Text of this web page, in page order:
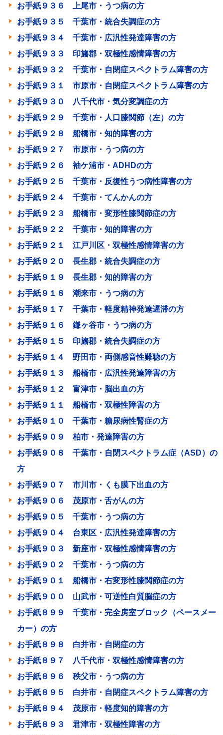
お手紙９３６ 上尾市・うつ病の方
お手紙９３５ 千葉市・統合失調症の方
お手紙９３４ 千葉市・広汎性発達障害の方
お手紙９３３ 印旛郡・双極性感情障害の方
お手紙９３２ 千葉市・自閉症スペクトラム障害の方
お手紙９３１ 市原市・自閉症スペクトラム障害の方
お手紙９３０ 八千代市・気分変調症の方
お手紙９２９ 千葉市・人口膝関節（左）の方
お手紙９２８ 船橋市・知的障害の方
お手紙９２７ 市原市・うつ病の方
お手紙９２６ 袖ケ浦市・ADHDの方
お手紙９２５ 千葉市・反復性うつ病性障害の方
お手紙９２４ 千葉市・てんかんの方
お手紙９２３ 船橋市・変形性膝関節症の方
お手紙９２２ 千葉市・知的障害の方
お手紙９２１ 江戸川区・双極性感情障害の方
お手紙９２０ 長生郡・統合失調症の方
お手紙９１９ 長生郡・知的障害の方
お手紙９１８ 潮来市・うつ病の方
お手紙９１７ 千葉市・軽度精神発達遅滞の方
お手紙９１６ 鎌ヶ谷市・うつ病の方
お手紙９１５ 印旛郡・統合失調症の方
お手紙９１４ 野田市・両側感音性難聴の方
お手紙９１３ 船橋市・広汎性発達障害の方
お手紙９１２ 富津市・脳出血の方
お手紙９１１ 船橋市・双極性障害の方
お手紙９１０ 千葉市・糖尿病性腎症の方
お手紙９０９ 柏市・発達障害の方
お手紙９０８ 千葉市・自閉スペクトラム症（ASD）の
方
お手紙９０７ 市川市・くも膜下出血の方
お手紙９０６ 茂原市・舌がんの方
お手紙９０５ 千葉市・うつ病の方
お手紙９０４ 台東区・広汎性発達障害の方
お手紙９０３ 新座市・双極性感情障害の方
お手紙９０２ 千葉市・うつ病の方
お手紙９０１ 船橋市・右変形性膝関節症の方
お手紙９００ 山武市・可逆性白質脳症の方
お手紙８９９ 千葉市・完全房室ブロック（ペースメー
カー）の方
お手紙８９８ 白井市・自閉症の方
お手紙８９７ 八千代市・双極性感情障害の方
お手紙８９６ 秩父市・うつ病の方
お手紙８９５ 白井市・自閉症スペクトラム障害の方
お手紙８９４ 茂原市・軽度知的障害の方
お手紙８９３ 君津市・双極性障害の方